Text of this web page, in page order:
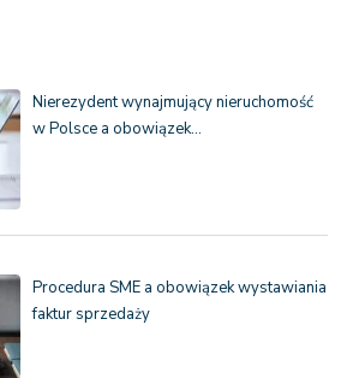
Nierezydent wynajmujący nieruchomość
w Polsce a obowiązek…
Procedura SME a obowiązek wystawiania
faktur sprzedaży